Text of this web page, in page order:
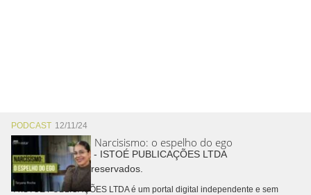
PODCAST 12/11/24
Narcisismo: o espelho do ego
Copyright © 2026 - ISTOÉ PUBLICAÇÕES LTDA
Todos os direitos reservados.
A ISTOÉ PUBLICAÇÕES LTDA é um portal digital independente e sem